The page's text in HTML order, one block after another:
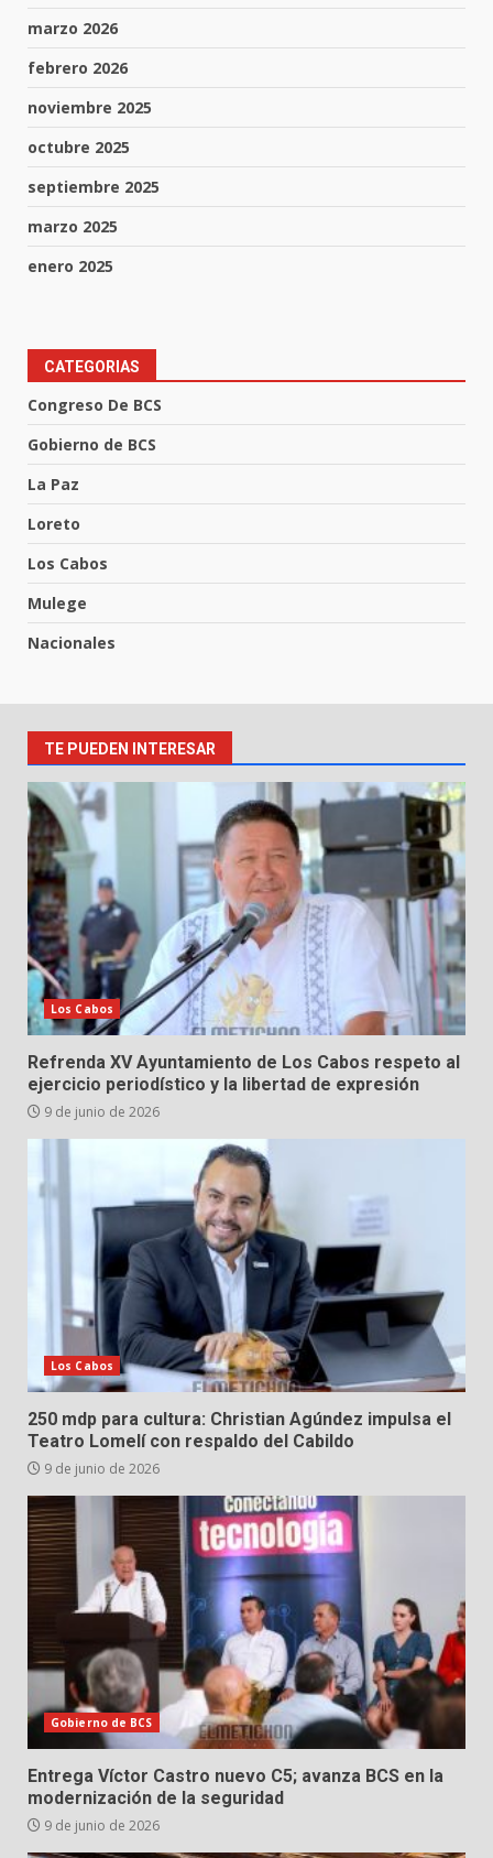
marzo 2026
febrero 2026
noviembre 2025
octubre 2025
septiembre 2025
marzo 2025
enero 2025
CATEGORIAS
Congreso De BCS
Gobierno de BCS
La Paz
Loreto
Los Cabos
Mulege
Nacionales
TE PUEDEN INTERESAR
Los Cabos
Refrenda XV Ayuntamiento de Los Cabos respeto al
ejercicio periodístico y la libertad de expresión
9 de junio de 2026
Los Cabos
250 mdp para cultura: Christian Agúndez impulsa el
Teatro Lomelí con respaldo del Cabildo
9 de junio de 2026
Gobierno de BCS
Entrega Víctor Castro nuevo C5; avanza BCS en la
modernización de la seguridad
9 de junio de 2026